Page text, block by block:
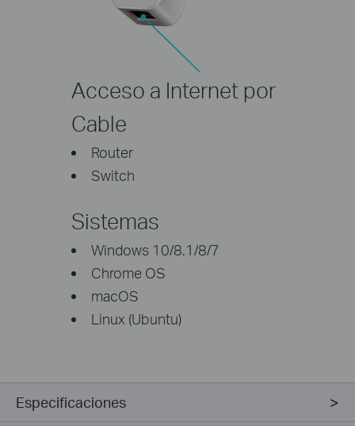
Acceso a Internet por
Cable
Router
Switch
Sistemas
Windows 10/8.1/8/7
Chrome OS
macOS
Linux (Ubuntu)
Especificaciones